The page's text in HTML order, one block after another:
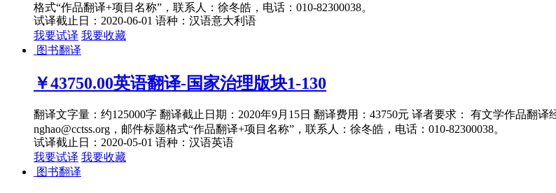
格式“作品翻译+项目名称”，联系人：徐冬皓，电话：010-82300038。
试译截止日：2020-06-01 语种：汉语意大利语
我要试译 我要收藏
图书翻译
￥43750.00英语翻译-国家治理版块1-130
翻译文字量：约125000字 翻译截止日期：2020年9月15日 翻译费用：43750元 译者要求： 有文学作品翻
nghao@cctss.org，邮件标题格式“作品翻译+项目名称”，联系人：徐冬皓，电话：010-82300038。
试译截止日：2020-05-01 语种：汉语英语
我要试译 我要收藏
图书翻译